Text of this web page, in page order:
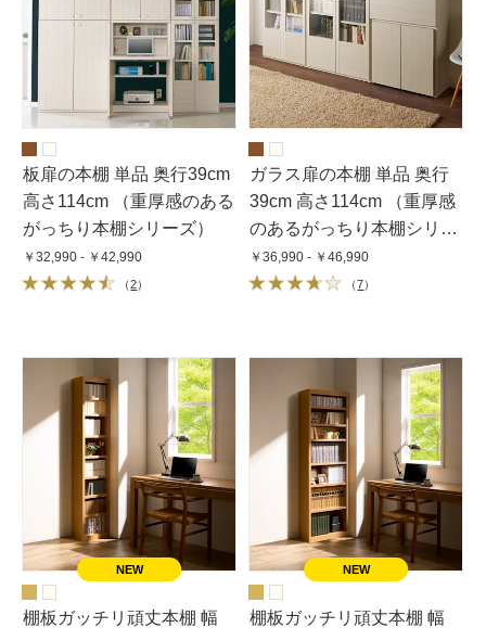
板扉の本棚 単品 奥行39cm
高さ114cm （重厚感のある
がっちり本棚シリーズ）
￥32,990 - ￥42,990
（2）
ガラス扉の本棚 単品 奥行
39cm 高さ114cm （重厚感
のあるがっちり本棚シリー
ズ）
￥36,990 - ￥46,990
（7）
棚板ガッチリ頑丈本棚 幅
棚板ガッチリ頑丈本棚 幅